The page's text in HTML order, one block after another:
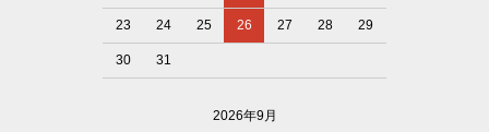
23 24 25 26 27 28 29
30 31
2026年9月